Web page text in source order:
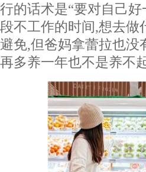
行的话术是“要对自己好
段不工作的时间,想去做
避免,但爸妈拿蕾拉也没
再多养一年也不是养不